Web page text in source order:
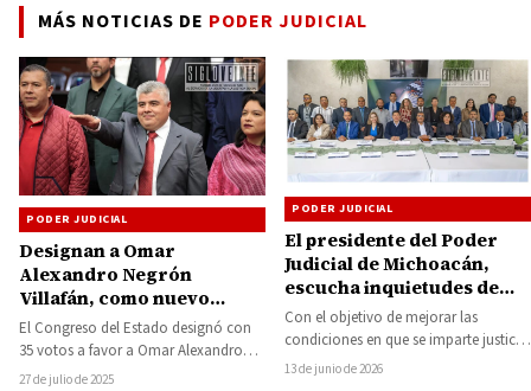
MÁS NOTICIAS DE PODER JUDICIAL
PODER JUDICIAL
Designan a Omar
Alexandro Negrón
Villafán, como nuevo
integrante del Órgano de
Administración del Poder
Judicial
El Congreso del Estado designó con
35 votos a favor a Omar Alexandro
Negrón Villafán, como nuevo
27 de julio de 2025
PODER JUDICIAL
El presidente del Poder
Judicial de Michoacán,
escucha inquietudes de
jueces de Huetamo,
Hidalgo y Maravatío para
fortalecer la justicia
Con el objetivo de mejorar las
condiciones en que se imparte justicia
en distintas regiones del estado, el…
13 de junio de 2026